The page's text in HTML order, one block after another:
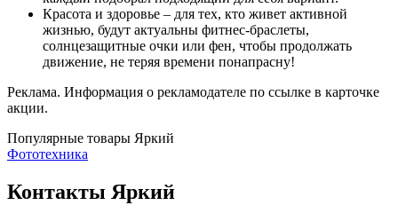
Красота и здоровье – для тех, кто живет активной
жизнью, будут актуальны фитнес-браслеты,
солнцезащитные очки или фен, чтобы продолжать
движение, не теряя времени понапрасну!
Реклама. Информация о рекламодателе по ссылке в карточке
акции.
Популярные товары Яркий
Фототехника
Контакты Яркий